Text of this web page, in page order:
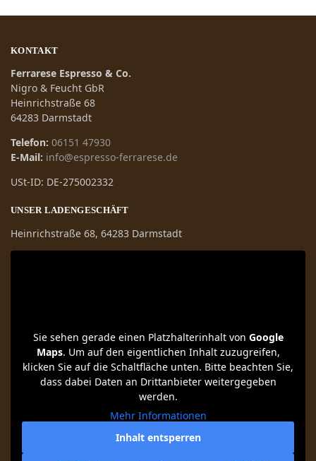
KONTAKT
Ferrarese Espresso & Co.
Nigro & Feucht GbR
Heinrichstraße 68
64283 Darmstadt
Telefon: 06151 47930
E-Mail: info@espresso-ferrarese.de
USt-ID: DE-275002332
UNSER LADENGESCHÄFT
Heinrichstraße 68, 64283 Darmstadt
Sie sehen gerade einen Platzhalterinhalt von Google
Maps. Um auf den eigentlichen Inhalt zuzugreifen,
klicken Sie auf die Schaltfläche unten. Bitte beachten Sie,
dass dabei Daten an Drittanbieter weitergegeben
werden.
Mehr Informationen
Inhalt entsperren